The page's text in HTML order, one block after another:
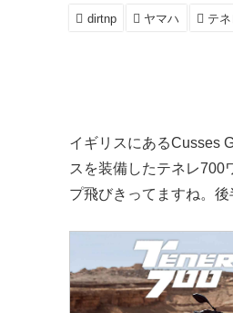
dirtnp ヤマハ テネ
イギリスにあるCusses
スを装備したテネレ700
プ飛びきってますね。